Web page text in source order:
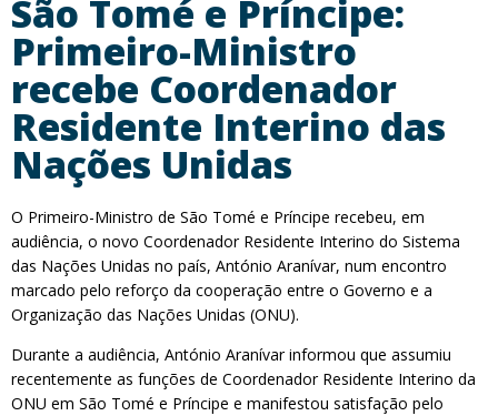
São Tomé e Príncipe:
Primeiro-Ministro
recebe Coordenador
Residente Interino das
Nações Unidas
O Primeiro-Ministro de São Tomé e Príncipe recebeu, em
audiência, o novo Coordenador Residente Interino do Sistema
das Nações Unidas no país, António Aranívar, num encontro
marcado pelo reforço da cooperação entre o Governo e a
Organização das Nações Unidas (ONU).
Durante a audiência, António Aranívar informou que assumiu
recentemente as funções de Coordenador Residente Interino da
ONU em São Tomé e Príncipe e manifestou satisfação pelo